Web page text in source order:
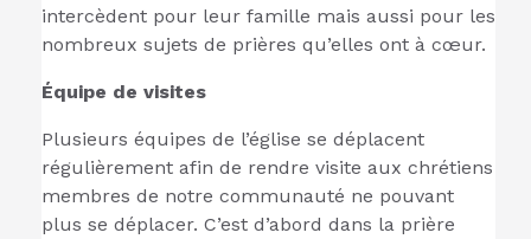
intercèdent pour leur famille mais aussi pour les
nombreux sujets de prières qu’elles ont à cœur.
Équipe de visites
Plusieurs équipes de l’église se déplacent
régulièrement afin de rendre visite aux chrétiens
membres de notre communauté ne pouvant
plus se déplacer. C’est d’abord dans la prière